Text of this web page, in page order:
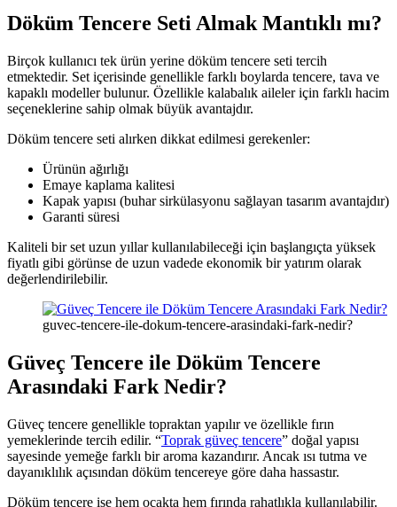
Döküm Tencere Seti Almak Mantıklı mı?
Birçok kullanıcı tek ürün yerine döküm tencere seti tercih
etmektedir. Set içerisinde genellikle farklı boylarda tencere, tava ve
kapaklı modeller bulunur. Özellikle kalabalık aileler için farklı hacim
seçeneklerine sahip olmak büyük avantajdır.
Döküm tencere seti alırken dikkat edilmesi gerekenler:
Ürünün ağırlığı
Emaye kaplama kalitesi
Kapak yapısı (buhar sirkülasyonu sağlayan tasarım avantajdır)
Garanti süresi
Kaliteli bir set uzun yıllar kullanılabileceği için başlangıçta yüksek
fiyatlı gibi görünse de uzun vadede ekonomik bir yatırım olarak
değerlendirilebilir.
guvec-tencere-ile-dokum-tencere-arasindaki-fark-nedir?
Güveç Tencere ile Döküm Tencere
Arasındaki Fark Nedir?
Güveç tencere genellikle topraktan yapılır ve özellikle fırın
yemeklerinde tercih edilir. “Toprak güveç tencere” doğal yapısı
sayesinde yemeğe farklı bir aroma kazandırır. Ancak ısı tutma ve
dayanıklılık açısından döküm tencereye göre daha hassastır.
Döküm tencere ise hem ocakta hem fırında rahatlıkla kullanılabilir.